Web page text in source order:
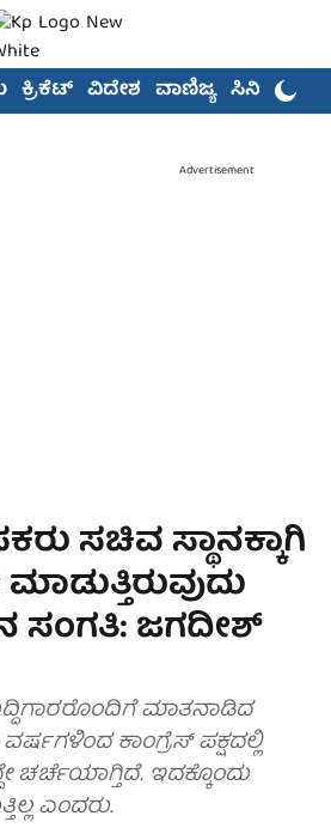
ಕ್ರಿಕೆಟ್ ವಿದೇಶ ವಾಣಿಜ್ಯ ಸಿನಿಮಾ
Advertisement
ಸಚಿವ ಸ್ಥಾನಕ್ಕಾಗಿ
ಸಂಗತಿ: ಜಗದೀಶ್
ಮಾತನಾಡಿದ
ಕಾಂಗ್ರೆಸ್ ಪಕ್ಷದಲ್ಲಿ
ಇದಕ್ಕೊಂದು
ಎಂದರು.